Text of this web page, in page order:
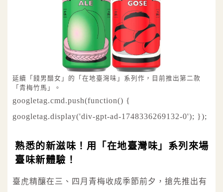
延續「餞男醋女」的「在地臺灣味」系列作，目前推出第二款
「青梅竹馬」。
googletag.cmd.push(function() {
googletag.display('div-gpt-ad-1748336269132-0'); });
熟悉的新滋味！用「在地臺灣味」系列來場
臺味新體驗！
臺虎精釀在三、四月青梅收成季節前夕，搶先推出有